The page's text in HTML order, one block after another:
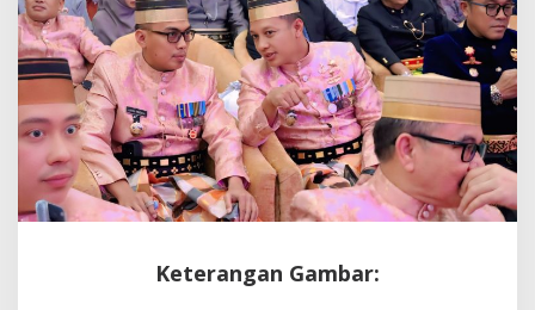
Keterangan Gambar: